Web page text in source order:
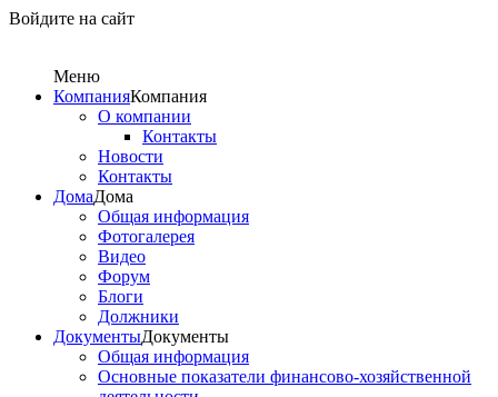
Войдите на сайт
Меню
КомпанияКомпания
О компании
Контакты
Новости
Контакты
ДомаДома
Общая информация
Фотогалерея
Видео
Форум
Блоги
Должники
ДокументыДокументы
Общая информация
Основные показатели финансово-хозяйственной